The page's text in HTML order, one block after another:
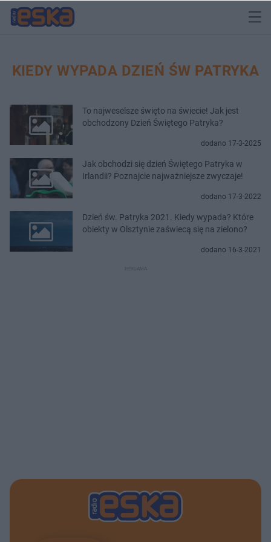
KIEDY WYPADA DZIEŃ ŚW PATRYKA
To najweselsze święto na świecie! Jak jest
obchodzony Dzień Świętego Patryka?
dodano 17-3-2025
Jak obchodzi się dzień Świętego Patryka w
Irlandii? Poznajcie najważniejsze zwyczaje!
dodano 17-3-2022
Dzień św. Patryka 2021. Kiedy wypada? Które
obiekty w Olsztynie zaświecą się na zielono?
dodano 16-3-2021